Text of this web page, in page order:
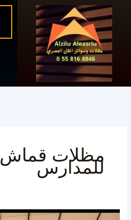
تخطي
المحتوى
مظلات قماش
للمدارس
تركيب